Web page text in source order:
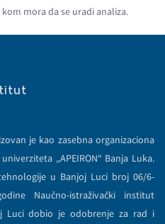
mora da se uradi analiza.
je kao zasebna organizaciona
„APEIRON“ Banja Luka.
u Banjoj Luci broj 06/6-
Naučno-istraživački institut
Luci dobio je odobrenje za rad i